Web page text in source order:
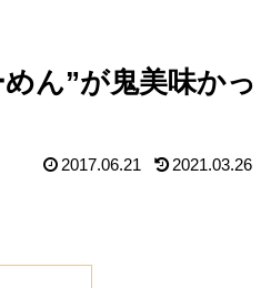
ん”が鬼美味かっ
2017.06.21 2021.03.26